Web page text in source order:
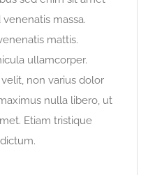
massa.
mattis.
ullamcorper.
non varius dolor
nulla libero, ut
Etiam tristique